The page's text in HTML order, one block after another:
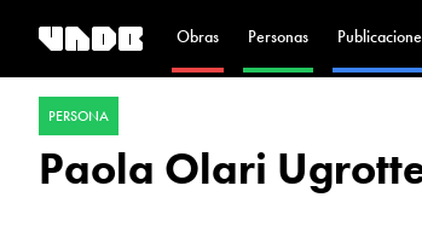
Obras Personas
PERSONA
Paola Olari